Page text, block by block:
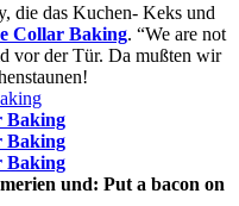
die das Kuchen- Keks und
Collar Baking. “We are not
vor der Tür. Da mußten wir
und: Put a bacon on